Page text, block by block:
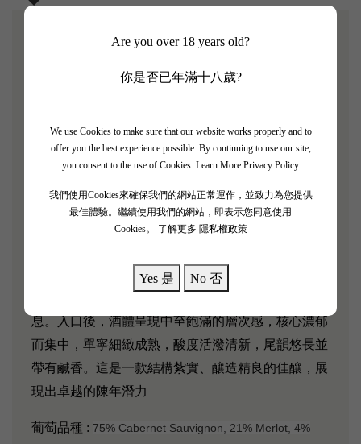
Are you over 18 years old?
你是否已年滿十八歲?
We use Cookies to make sure that our website works properly and to
offer you the best experience possible. By continuing to use our site,
you consent to the use of Cookies. Learn More Privacy Policy
我們使用Cookies來確保我們的網站正常運作，並致力為您提供
最佳體驗。繼續使用我們的網站，即表示您同意使用
Cookies。
了解更多 隱私權政策
Yes 是 No 否
Chateau Phelan Segur飛龍酒莊為明星酒莊，獲Robert
Parker五星級酒莊的評級，遠超過不少1855年的三、
四、五级列级名莊的地位。2003年，獲選為歐洲最權
威的葡萄酒雜誌Decanter評出全世界範圍內最超值的
五十大名酒。
2021年的Phelan Ségur酒款在杯中緩緩綻放，散發出
成熟黑莓、多汁李子與香甜櫻桃的果香，並交織著玫
息。入口後，酒體呈現中至飽滿的層次感，核心濃郁
而集中，單寧細緻成熟，酸度活潑清新，尾韻悠長並
帶有鹹香。這是一款結構紮實、釀造精良的佳釀，展
現出卓越的陳年潛力
葡萄品種 : 75% Cabernet Sauvignon, 21% Merlot, 4%